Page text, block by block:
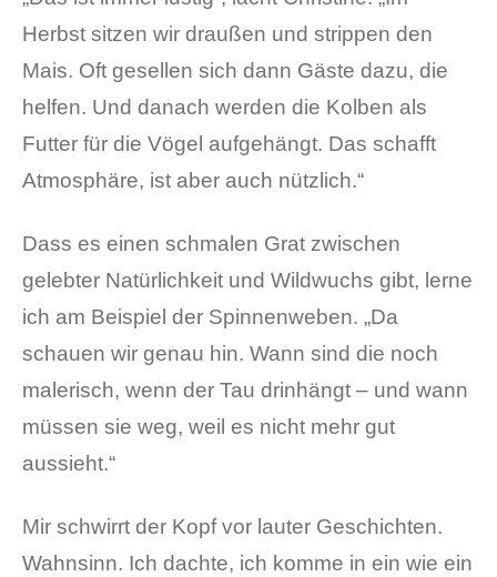
Herbst sitzen wir draußen und strippen den
Mais. Oft gesellen sich dann Gäste dazu, die
helfen. Und danach werden die Kolben als
Futter für die Vögel aufgehängt. Das schafft
Atmosphäre, ist aber auch nützlich.“
Dass es einen schmalen Grat zwischen
gelebter Natürlichkeit und Wildwuchs gibt, lerne
ich am Beispiel der Spinnenweben. „Da
schauen wir genau hin. Wann sind die noch
malerisch, wenn der Tau drinhängt – und wann
müssen sie weg, weil es nicht mehr gut
aussieht.“
Mir schwirrt der Kopf vor lauter Geschichten.
Wahnsinn. Ich dachte, ich komme in ein wie ein